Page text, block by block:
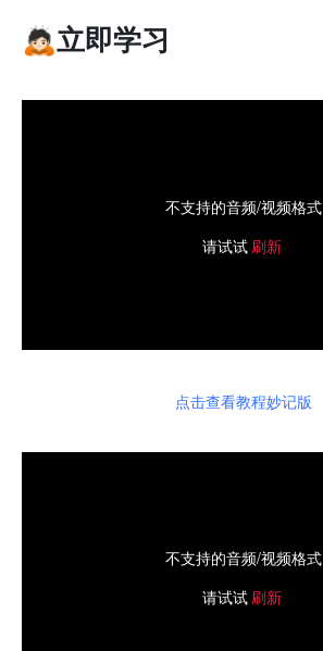
🙇🏻立即学习
不支持的音频/视频格式
请试试 刷新
点击查看教程妙记版
不支持的音频/视频格式
请试试 刷新